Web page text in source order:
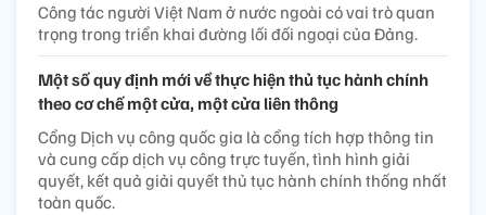
Công tác người Việt Nam ở nước ngoài có vai trò quan
trọng trong triển khai đường lối đối ngoại của Đảng.
Một số quy định mới về thực hiện thủ tục hành chính
theo cơ chế một cửa, một cửa liên thông
Cổng Dịch vụ công quốc gia là cổng tích hợp thông tin
và cung cấp dịch vụ công trực tuyến, tình hình giải
quyết, kết quả giải quyết thủ tục hành chính thống nhất
toàn quốc.